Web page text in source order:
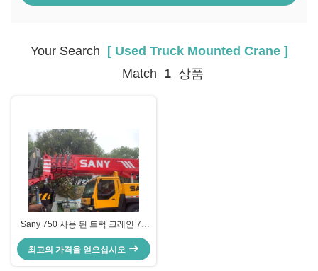
Your Search [ Used Truck Mounted Crane ]
Match 1상품
Sany 750 사용 된 트럭 크레인 75
톤 용량 건설
최고의 가격을 얻으십시오